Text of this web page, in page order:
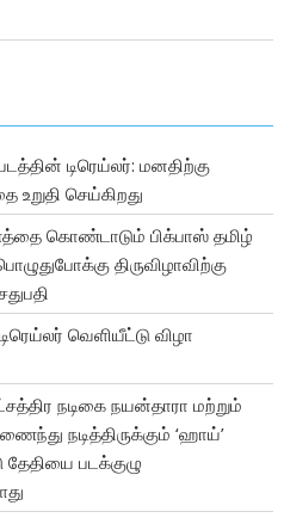
டிரெய்லர்: மனதிற்கு
செய்கிறது
கொண்டாடும் பிக்பாஸ் தமிழ்
திருவிழாவிற்கு
வெளியீட்டு விழா
நடிகை நயன்தாரா மற்றும்
நடித்திருக்கும் ‘ஹாய்’
தேதியை படக்குழு